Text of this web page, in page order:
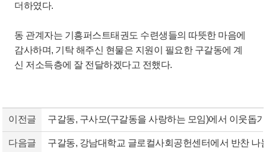
더하였다.
동 관계자는 기흥퍼스트태권도 수련생들의 따뜻한 마음에
감사하며, 기탁 해주신 현물은 지원이 필요한 구갈동에 계
신 저소득층에 잘 전달하겠다고 전했다.
이전글 구갈동, 구사모(구갈동을 사랑하는 모임)에서 이웃돕
다음글 구갈동, 강남대학교 글로컬사회공헌센터에서 반찬 나